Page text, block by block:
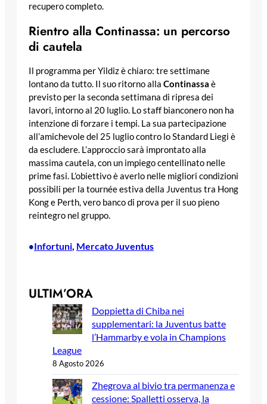
recupero completo.
Rientro alla Continassa: un percorso
di cautela
Il programma per Yildiz è chiaro: tre settimane
lontano da tutto. Il suo ritorno alla Continassa è
previsto per la seconda settimana di ripresa dei
lavori, intorno al 20 luglio. Lo staff bianconero non ha
intenzione di forzare i tempi. La sua partecipazione
all’amichevole del 25 luglio contro lo Standard Liegi è
da escludere. L’approccio sarà improntato alla
massima cautela, con un impiego centellinato nelle
prime fasi. L’obiettivo è averlo nelle migliori condizioni
possibili per la tournée estiva della Juventus tra Hong
Kong e Perth, vero banco di prova per il suo pieno
reintegro nel gruppo.
•Infortuni, Mercato Juventus
ULTIM’ORA
Doppietta di Chiba nei
supplementari: la Juventus batte
l’Hammarby e vola in Champions
League
8 Agosto 2026
Zhegrova al bivio tra permanenza e
cessione: Spalletti osserva, la